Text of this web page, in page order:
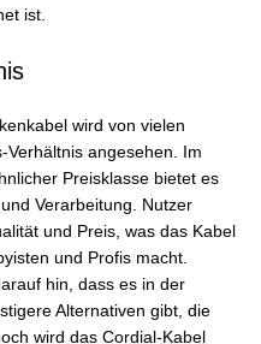
ist.
wird von vielen
Verhältnis angesehen. Im
Preisklasse bietet es
Verarbeitung. Nutzer
und Preis, was das Kabel
und Profis macht.
hin, dass es in der
Alternativen gibt, die
wird das Cordial-Kabel